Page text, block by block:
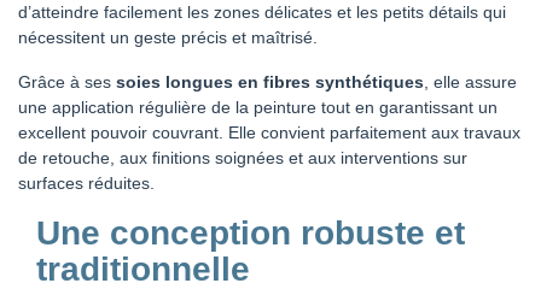
d’atteindre facilement les zones délicates et les petits détails qui
nécessitent un geste précis et maîtrisé.
Grâce à ses soies longues en fibres synthétiques , elle assure
une application régulière de la peinture tout en garantissant un
excellent pouvoir couvrant. Elle convient parfaitement aux travaux
de retouche, aux finitions soignées et aux interventions sur
surfaces réduites.
Une conception robuste et
traditionnelle